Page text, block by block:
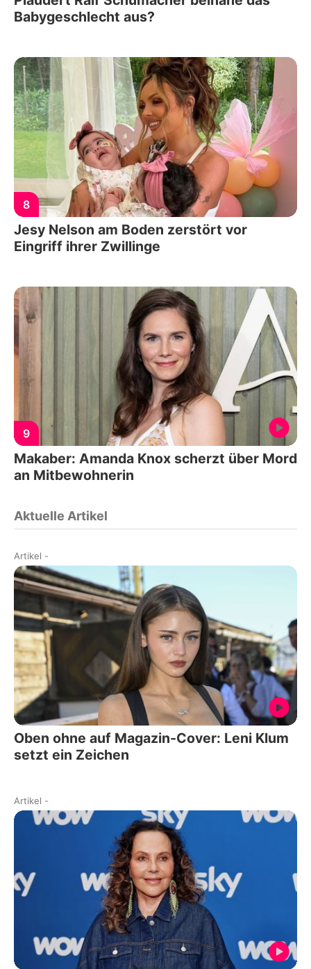
Babygeschlecht aus?
8
Jesy Nelson am Boden zerstört vor
Eingriff ihrer Zwillinge
9
Makaber: Amanda Knox scherzt über Mord
an Mitbewohnerin
Aktuelle Artikel
Artikel -
Oben ohne auf Magazin-Cover: Leni Klum
setzt ein Zeichen
Artikel -